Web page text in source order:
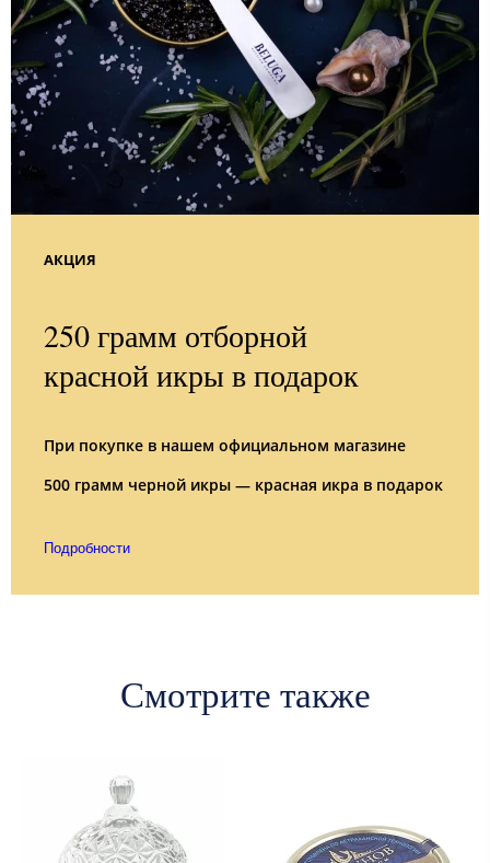
АКЦИЯ
250 грамм отборной
красной икры в подарок
При покупке в нашем официальном магазине
500 грамм черной икры — красная икра в подарок
Подробности
Смотрите также